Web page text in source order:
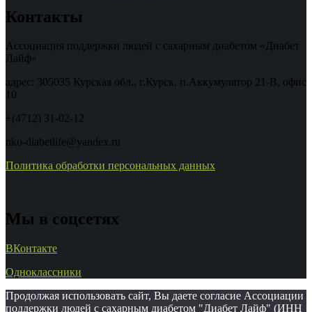
Контакты
Ассоциация поддержки людей с сахарным диабетом «Диабет
Лайф»
адрес: 305035 Курская обл., г.Курск, п.Аккумулятор 21-В, офис
10
+(4712) 31-02-12
nko-diabetlife@yandex.ru
Политика обработки персональных данных
Мы в соцсетях
ВКонтакте
Одноклассники
Продолжая использовать сайт, Вы даете согласие Ассоциации
поддержки людей с сахарным диабетом "Диабет Лайф" (ИНН